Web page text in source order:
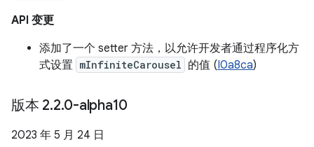
API 变更
添加了一个 setter 方法，以允许开发者通过程序化方
式设置 mInfiniteCarousel 的值 (I0a8ca)
版本 2.2.0-alpha10
2023 年 5 月 24 日